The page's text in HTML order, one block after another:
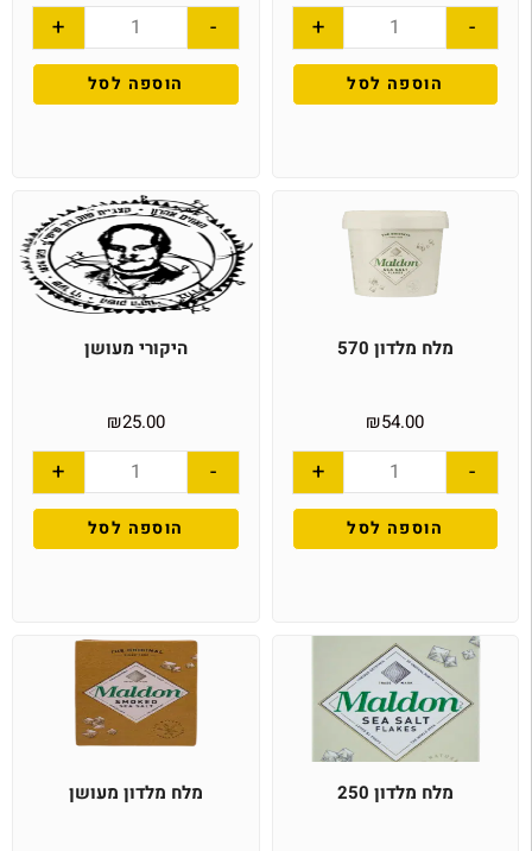
-
+
הוספה לסל
-
+
הוספה לסל
מלח מלדון 570
₪54.00
-
+
הוספה לסל
היקורי מעושן
₪25.00
-
+
הוספה לסל
מלח מלדון 250 מלח מלדון מעושן